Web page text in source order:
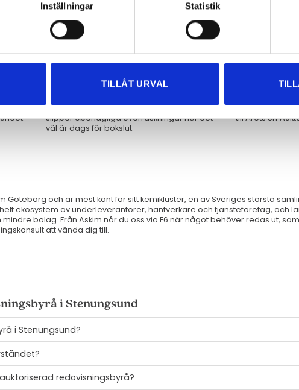
Inställningar Statistik
TILLÅT URVAL
dig som ägare, med koll på
mer skatt än nödvändigt.
Behöver du hjälp med löner eller ett
där också, som en naturlig del av
redovisningsbyrå?
Vi fångar fel i tid
En auktoriserad byrå granskar löpande, så du
slipper obehagliga överraskningar när det
väl är dags för bokslut.
Trygghet
Vi är certifierad
till Årets Srf
Göteborg och är mest känt för sitt kemikluster, en av Sveriges största
ekosystem av underleverantörer, hantverkare och tjänsteföretag, och
bolag. Från Askim når du oss via E6 när något behöver redas ut,
att vända dig till.
i Stenungsund
i Stenungsund?
redovisningsbyrå?